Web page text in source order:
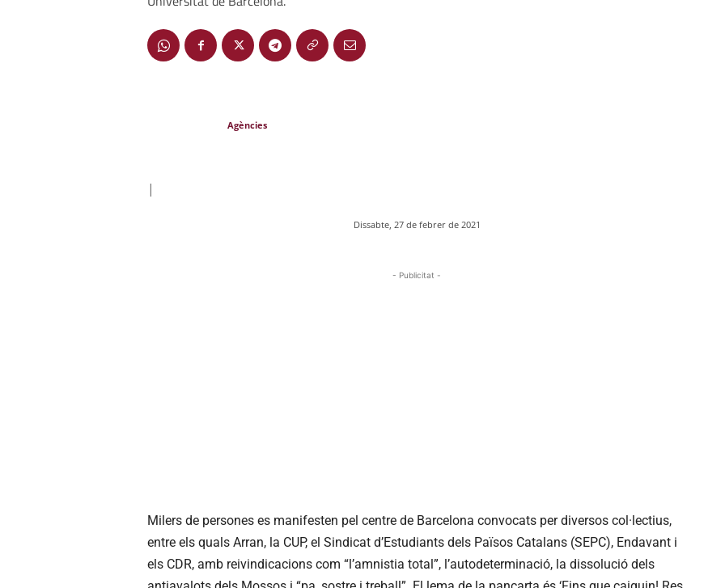
Agències
|
Dissabte, 27 de febrer de 2021
- Publicitat -
Milers de persones es manifesten pel centre de Barcelona convocats per diversos col·lectius,
entre els quals Arran, la CUP, el Sindicat d’Estudiants dels Països Catalans (SEPC), Endavant i
els CDR, amb reivindicacions com “l’amnistia total”, l’autodeterminació, la dissolució dels